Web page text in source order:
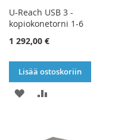
U-Reach USB 3 -
kopiokonetorni 1-6
1 292,00 €
Lisää ostoskoriin
LISÄÄ